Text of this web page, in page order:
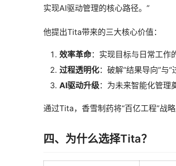
实现AI驱动管理的核心路径。”
他提出Tita带来的三大核心价值：
效率革命：实现目标与日常工作
过程透明化：破解“结果导向”与“
AI驱动升级：为未来智能化管理
通过Tita，香雪制药将“百亿工程”战
四、为什么选择Tita？